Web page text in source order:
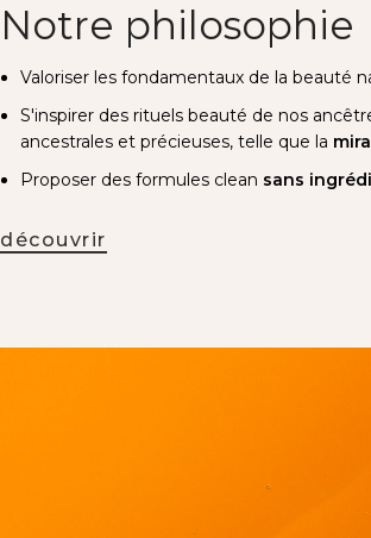
Notre philosophie
Valoriser les fondamentaux de la beauté
S'inspirer des rituels beauté de nos
ancestrales et précieuses, telle que la
Proposer des formules clean sans
découvrir